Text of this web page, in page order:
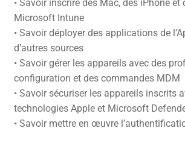
• Savoir inscrire des Mac, des iPhone et
Microsoft Intune
• Savoir déployer des applications de
d’autres sources
• Savoir gérer les appareils avec des
configuration et des commandes MDM
• Savoir sécuriser les appareils inscrits
technologies Apple et Microsoft
• Savoir mettre en œuvre